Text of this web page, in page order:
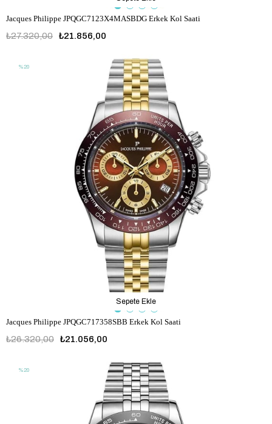
Jacques Philippe JPQGC7123X4MASBDG Erkek Kol Saati
₺21.856,00
₺27.320,00
Jacques Philippe JPQGC717358SBB Erkek Kol Saati
₺21.056,00
₺26.320,00
Sepete Ekle
%20
%20